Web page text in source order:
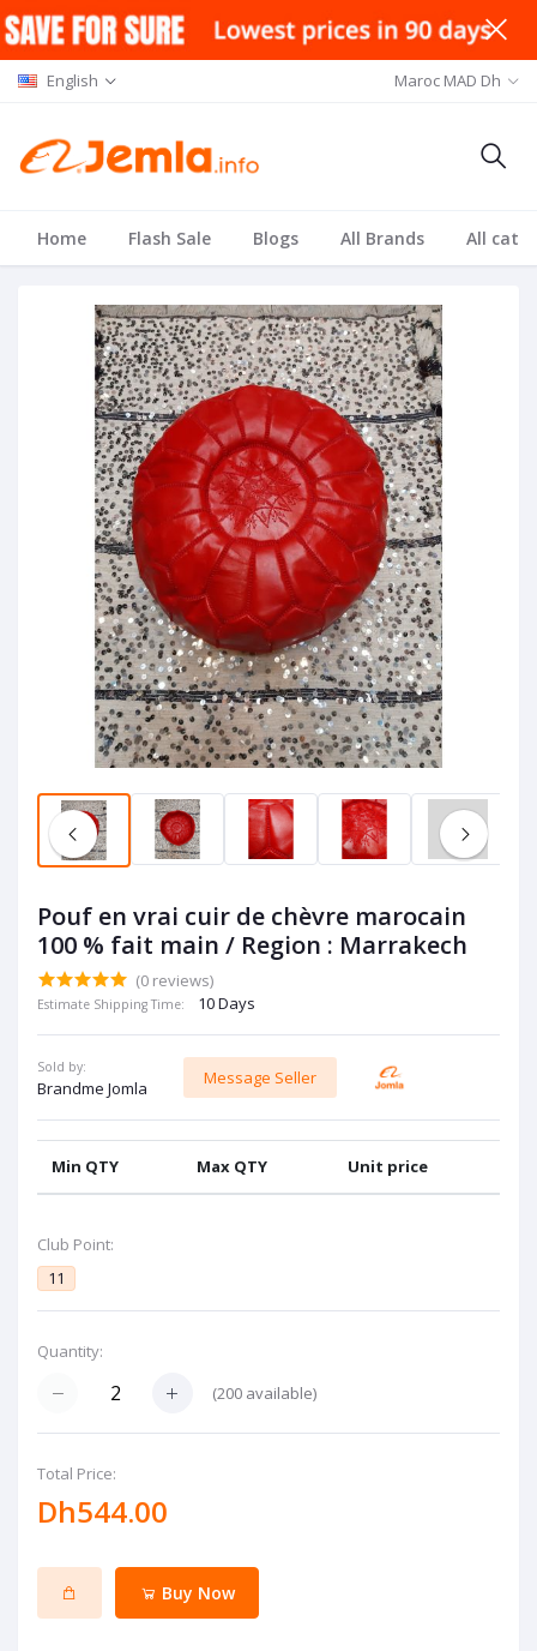
English Maroc MAD Dh
Home Flash Sale Blogs All Brands All
Pouf en vrai cuir de chèvre marocain
100 % fait main / Region : Marrakech
(0 reviews)
Estimate Shipping Time: 10 Days
Sold by:
Brandme Jomla
Message Seller
Min QTY Max QTY Unit price
Club Point:
11
Quantity:
(200 available)
Total Price:
Dh544.00
Buy Now